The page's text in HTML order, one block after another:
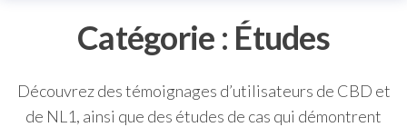
Catégorie : Études
Découvrez des témoignages d’utilisateurs de CBD et
de NL1, ainsi que des études de cas qui démontrent